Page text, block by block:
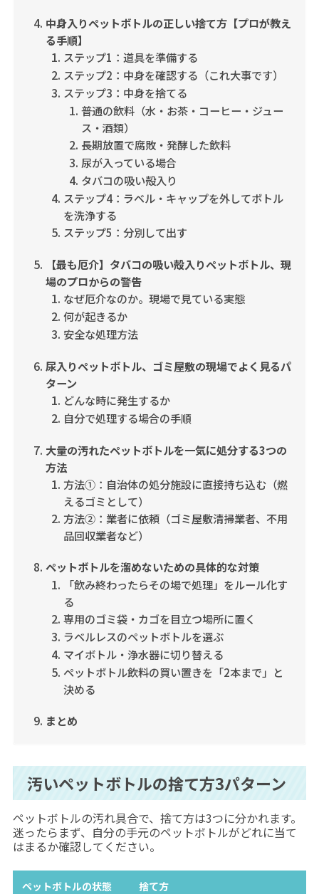
中身入りペットボトルの正しい捨て方【プロが教え
る手順】
ステップ1：道具を準備する
ステップ2：中身を確認する（これ大事です）
ステップ3：中身を捨てる
普通の飲料（水・お茶・コーヒー・ジュー
ス・酒類）
長期放置で腐敗・発酵した飲料
尿が入っている場合
タバコの吸い殻入り
ステップ4：ラベル・キャップを外してボトル
を洗浄する
ステップ5：分別して出す
【最も厄介】タバコの吸い殻入りペットボトル、現
場のプロからの警告
なぜ厄介なのか。現場で見ている実態
何が起きるか
安全な処理方法
尿入りペットボトル、ゴミ屋敷の現場でよく見るパ
ターン
どんな時に発生するか
自分で処理する場合の手順
大量の汚れたペットボトルを一気に処分する3つの
方法
方法①：自治体の処分施設に直接持ち込む（燃
えるゴミとして）
方法②：業者に依頼（ゴミ屋敷清掃業者、不用
品回収業者など）
ペットボトルを溜めないための具体的な対策
「飲み終わったらその場で処理」をルール化す
る
専用のゴミ袋・カゴを目立つ場所に置く
ラベルレスのペットボトルを選ぶ
マイボトル・浄水器に切り替える
ペットボトル飲料の買い置きを「2本まで」と
決める
まとめ
汚いペットボトルの捨て方3パターン
ペットボトルの汚れ具合で、捨て方は3つに分かれます。
迷ったらまず、自分の手元のペットボトルがどれに当て
はまるか確認してください。
ペットボトルの状態 捨て方